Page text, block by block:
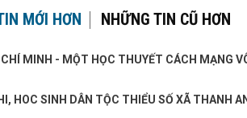
MỚI HƠN NHỮNG TIN CŨ HƠN
MINH - MỘT HỌC THUYẾT CÁCH MẠNG
HOC SINH DÂN TỘC THIỂU SỐ XÃ THANH